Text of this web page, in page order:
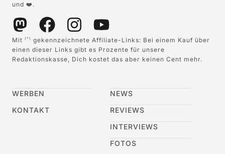
und ❤️.
Mit (*)
gekennzeichnete Affiliate-Links: Bei einem Kauf über
einen dieser Links gibt es Prozente für unsere
Redaktionskasse, Dich kostet das aber keinen Cent mehr.
WERBEN
KONTAKT
NEWS
REVIEWS
INTERVIEWS
FOTOS